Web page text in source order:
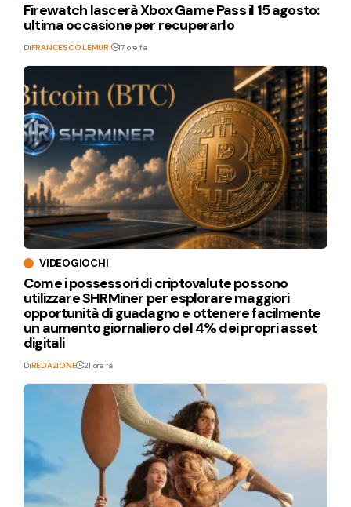
Firewatch lascerà Xbox Game Pass il 15 agosto:
ultima occasione per recuperarlo
DiFRANCESCO LEMURI 17 ore fa
VIDEOGIOCHI
Come i possessori di criptovalute possono
utilizzare SHRMiner per esplorare maggiori
opportunità di guadagno e ottenere facilmente
un aumento giornaliero del 4% dei propri asset
digitali
DiREDAZIONE 21 ore fa